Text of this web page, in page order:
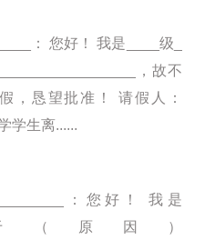
！ 我是____级_
，故不
批准！ 请假人：
xx中学学生离......
由于（原因）